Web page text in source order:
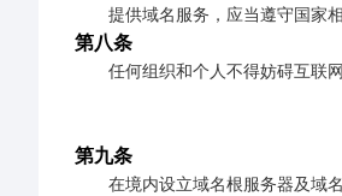
提供域名服务，应当遵守国家
第八条
任何组织和个人不得妨碍互联
第九条
在境内设立域名根服务器及域